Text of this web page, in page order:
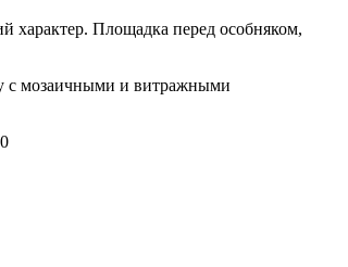
характер. Площадка перед особняком,
с мозаичными и витражными